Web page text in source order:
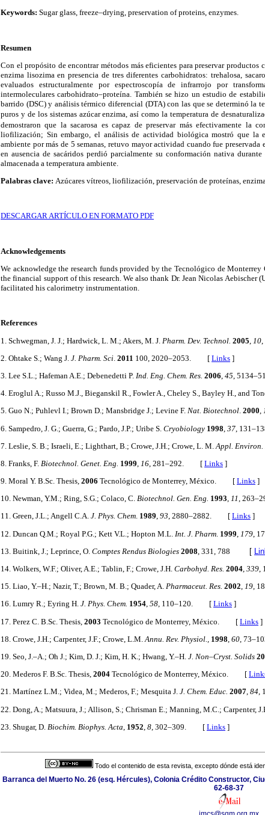
Keywords: Sugar glass, freeze–drying, preservation of proteins, enzymes.
Resumen
Con el propósito de encontrar métodos más eficientes para preservar productos
enzima lisozima en presencia de tres diferentes carbohidratos: trehalosa,
evaluados estructuralmente por espectroscopía de infrarrojo por
intermoleculares carbohidrato–proteína. También se hizo un estudio de
barrido (DSC) y análisis térmico diferencial (DTA) con las que se determinó la
puros y de los sistemas azúcar enzima, así como la temperatura de
demostraron que la sacarosa es capaz de preservar más efectivamente la
liofilización; Sin embargo, el análisis de actividad biológica mostró que la
ambiente por más de 5 semanas, retuvo mayor actividad cuando fue
en ausencia de sacáridos perdió parcialmente su conformación nativa
almacenada a temperatura ambiente.
Palabras clave: Azúcares vítreos, liofilización, preservación de proteínas,
DESCARGAR ARTÍCULO EN FORMATO PDF
Acknowledgements
We acknowledge the research funds provided by the Tecnológico de
the financial support of this research. We also thank Dr. Jean Nicolas Aebischer
facilitated his calorimetry instrumentation.
References
1. Schwegman, J. J.; Hardwick, L. M.; Akers, M. J. Pharm. Dev. Technol. 2005 10
2. Ohtake S.; Wang J. J. Pharm. Sci 2011 100, 2020–2053. [ Links ]
3. Lee S.L.; Hafeman A.E.; Debenedetti P. Ind. Eng. Chem. Res. 2006 45 ,
4. Eroglul A.; Russo M.J., Bieganskil R., Fowler A., Cheley S., Bayley H., and
5. Guo N.; Puhlevl I.; Brown D.; Mansbridge J.; Levine F. Nat. Biotechnol. 2000,
6. Sampedro, J. G.; Guerra, G.; Pardo, J.P.; Uribe S. Cryobiology 1998 37 ,
7. Leslie, S. B.; Israeli, E.; Lighthart, B.; Crowe, J.H.; Crowe, L. M. Appl. Environ.
8. Franks, F. Biotechnol. Genet. Eng. 1999 16 , 281–292. [ Links ]
9. Moral Y. B.Sc. Thesis, 2006 Tecnológico de Monterrey, México. [ Links ]
10. Newman, Y.M.; Ring, S.G.; Colaco, C. Biotechnol. Gen. Eng. 1993, 11,
11. Green, J.L.; Angell C.A. J. Phys. Chem. 1989, 93, 2880–2882. [ Links ]
12. Duncan Q.M.; Royal P.G.; Kett V.L.; Hopton M.L. Int. J. Pharm 1999 179 ,
13. Buitink, J.; Leprince, O. Comptes Rendus Biologies 2008 , 331, 788 [
14. Wolkers, W.F.; Oliver, A.E.; Tablin, F.; Crowe, J.H. Carbohyd. Res. 2004, 339,
15. Liao, Y.–H.; Nazir, T.; Brown, M. B.; Quader, A. Pharmaceut. Res. 2002, 19,
16. Lumry R.; Eyring H. J. Phys. Chem. 1954, 58, 110–120. [ Links ]
17. Perez C. B.Sc. Thesis, 2003 Tecnológico de Monterrey, México. [ Links ]
18. Crowe, J.H.; Carpenter, J.F.; Crowe, L.M. Annu. Rev. Physiol., 1998 60 ,
19. Seo, J.–A.; Oh J.; Kim, D. J.; Kim, H. K.; Hwang, Y.–H. J. Non–Cryst. Solids
20. Mederos F. B.Sc. Thesis, 2004 Tecnológico de Monterrey, México. [
21. Martínez L.M.; Videa, M.; Mederos, F.; Mesquita J. J. Chem. Educ. 2007, 84,
22. Dong, A.; Matsuura, J.; Allison, S.; Chrisman E.; Manning, M.C.; Carpenter,
23. Shugar, D. Biochim. Biophys. Acta 1952 8 , 302–309. [ Links ]
Todo el contenido de esta revista, excepto dónde está
Barranca del Muerto No. 26 (esq. Hércules), Colonia Crédito Constructor,
62-68-37